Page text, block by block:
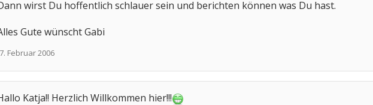
wirst Du hoffentlich schlauer sein und berichten können was Du hast.
Gute wünscht Gabi
Februar 2006
Katja!! Herzlich Willkommen hier!!!